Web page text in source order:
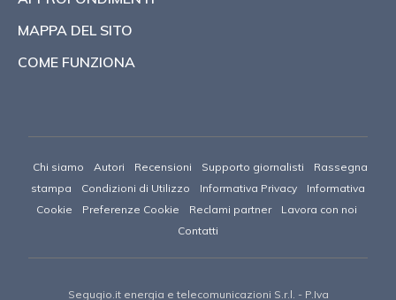
MAPPA DEL SITO
COME FUNZIONA
Chi siamo Autori Recensioni Supporto giornalisti
Rassegna
stampa
Condizioni di Utilizzo Informativa Privacy
Informativa
Cookie
Preferenze Cookie Reclami partner
Lavora con noi
Contatti
Segugio.it energia e telecomunicazioni S.r.l. - P.Iva